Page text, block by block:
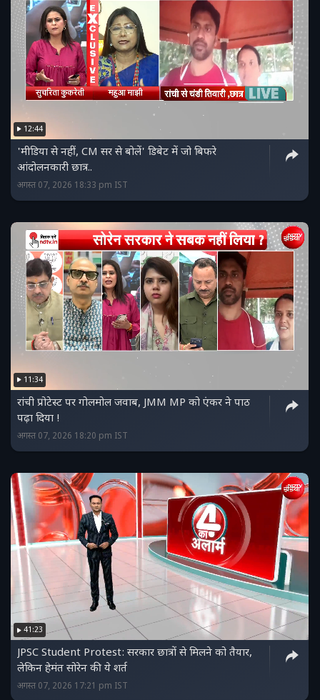
12:44
'मीडिया से नहीं, CM सर से बोलें' डिबेट में जो बिफरे
आंदोलनकारी छात्र..
अगस्त 07, 2026 18:33 pm IST
11:34
रांची प्रोटेस्ट पर गोलमोल जवाब, JMM MP को एंकर ने पाठ
पढ़ा दिया !
अगस्त 07, 2026 18:20 pm IST
41:23
JPSC Student Protest: सरकार छात्रों से मिलने को तैयार,
लेकिन हेमंत सोरेन की ये शर्त
अगस्त 07, 2026 17:21 pm IST